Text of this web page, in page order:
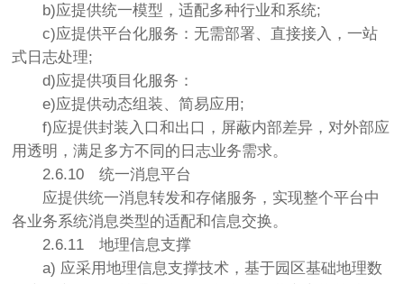
b)应提供统一模型，适配多种行业和系统;
c)应提供平台化服务：无需部署、直接接入，一站
式日志处理;
d)应提供项目化服务：
e)应提供动态组装、简易应用;
f)应提供封装入口和出口，屏蔽内部差异，对外部应
用透明，满足多方不同的日志业务需求。
2.6.10统一消息平台
应提供统一消息转发和存储服务，实现整个平台中
各业务系统消息类型的适配和信息交换。
2.6.11地理信息支撑
a) 应采用地理信息支撑技术，基于园区基础地理数